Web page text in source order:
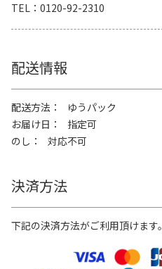
TEL
0120-92-2310
配送情報
配送方法
ゆうパック
お届け日
指定可
のし
対応不可
決済方法
下記の決済方法がご利用頂けます。